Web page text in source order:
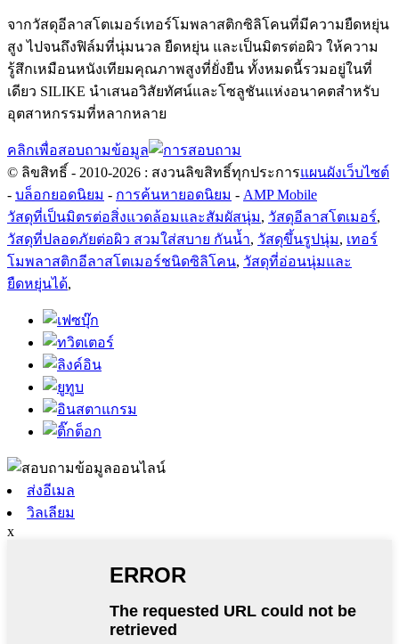
จากวัสดุอีลาสโตเมอร์เทอร์โมพลาสติกซิลิโคนที่มีความยืดหยุ่น
สูง ไปจนถึงฟิล์มที่นุ่มนวล ยืดหยุ่น และเป็นมิตรต่อผิว ให้ความ
รู้สึกเหมือนหนังเทียมคุณภาพสูงที่ยั่งยืน ทั้งหมดนี้รวมอยู่ในที่
เดียว SILIKE นำเสนอวิสัยทัศน์และโซลูชันแห่งอนาคตสำหรับ
อุตสาหกรรมที่หลากหลาย
คลิกเพื่อสอบถามข้อมูล
© ลิขสิทธิ์ - 2010-2026 : สงวนลิขสิทธิ์ทุกประการแผนผังเว็บไซต์
- บล็อกยอดนิยม - การค้นหายอดนิยม - AMP Mobile
วัสดุที่เป็นมิตรต่อสิ่งแวดล้อมและสัมผัสนุ่ม, วัสดุอีลาสโตเมอร์,
วัสดุที่ปลอดภัยต่อผิว สวมใส่สบาย กันน้ำ, วัสดุขึ้นรูปนุ่ม, เทอร์
โมพลาสติกอีลาสโตเมอร์ชนิดซิลิโคน, วัสดุที่อ่อนนุ่มและ
ยืดหยุ่นได้,
ส่งอีเมล
วิลเลียม
x